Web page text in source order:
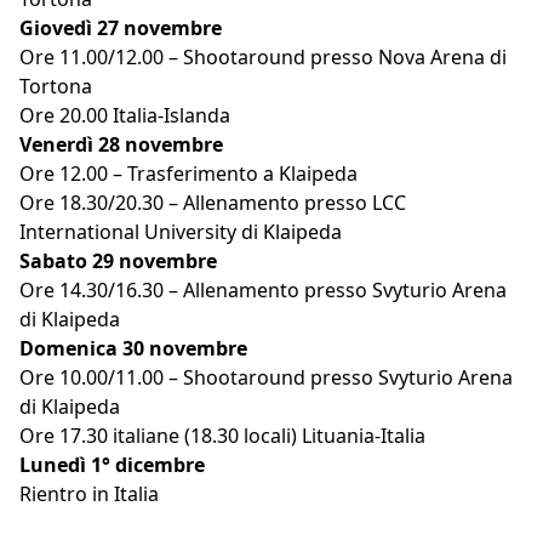
Giovedì 27 novembre
Ore 11.00/12.00 – Shootaround presso Nova Arena di
Tortona
Ore 20.00 Italia-Islanda
Venerdì 28 novembre
Ore 12.00 – Trasferimento a Klaipeda
Ore 18.30/20.30 – Allenamento presso LCC
International University di Klaipeda
Sabato 29 novembre
Ore 14.30/16.30 – Allenamento presso Svyturio Arena
di Klaipeda
Domenica 30 novembre
Ore 10.00/11.00 – Shootaround presso Svyturio Arena
di Klaipeda
Ore 17.30 italiane (18.30 locali) Lituania-Italia
Lunedì 1° dicembre
Rientro in Italia